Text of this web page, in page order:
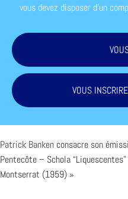
vous devez disposer d'un
VOUS
Patrick Banken consacre son
Pentecôte – Schola
Montserrat (1959) »